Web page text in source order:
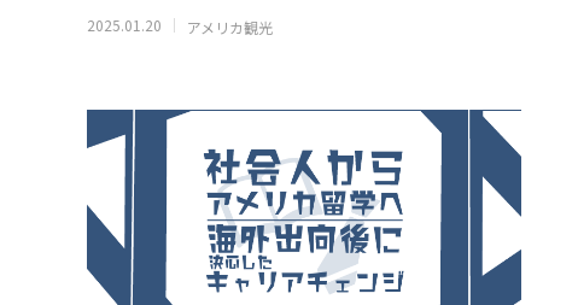
Minnie
2025.01.20 アメリカ観光